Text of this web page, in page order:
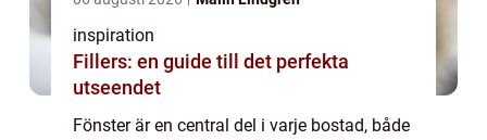
inspiration
Fillers: en guide till det perfekta
utseendet
Fönster är en central del i varje bostad, både